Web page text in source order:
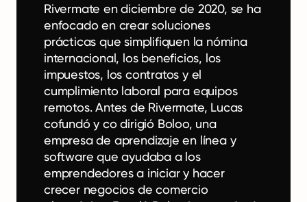
Rivermate en diciembre de 2020, se ha
enfocado en crear soluciones
prácticas que simplifiquen la nómina
internacional, los beneficios, los
impuestos, los contratos y el
cumplimiento laboral para equipos
remotos. Antes de Rivermate, Lucas
cofundó y co dirigió Boloo, una
empresa de aprendizaje en línea y
software que ayudaba a los
emprendedores a iniciar y hacer
crecer negocios de comercio